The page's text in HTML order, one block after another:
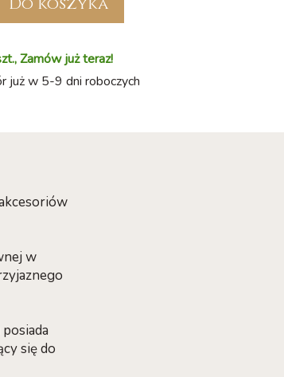
Zamów już teraz!
już w 5-9 dni roboczych
w
się do